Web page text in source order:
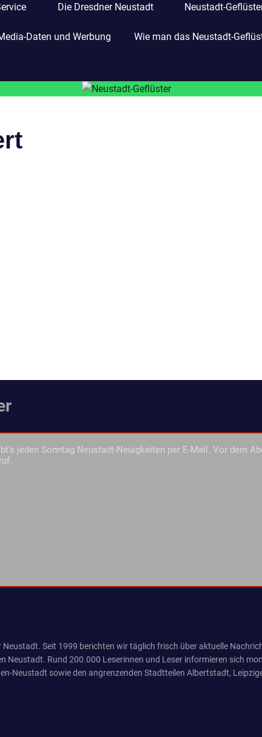
Die Dresdner Neustadt Neustadt-
Daten und Werbung Wie man das Neustadt-
jeden Sonntag Neustadt-Neuigkeiten per E-Mail. Vor dem
Seit 1999 berichten wir täglich frisch über aktuelle
Neustadt. Rund 200.000 Leserinnen und Leser informieren sich
Neustadt sowie den angrenzenden Stadtteilen Albertstadt,